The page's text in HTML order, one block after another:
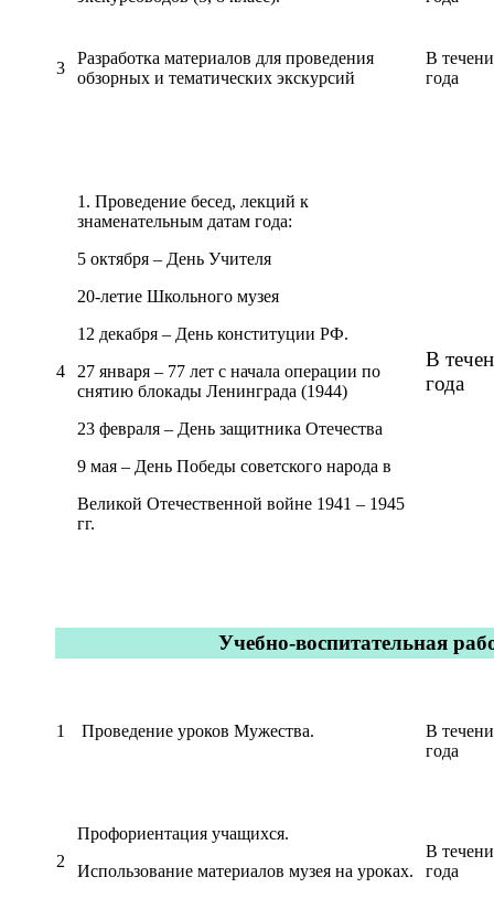
3
Разработка материалов для проведения
обзорных и тематических экскурсий
В
года
4
1. Проведение бесед, лекций к
знаменательным датам года:
5 октября – День Учителя
20-летие Школьного музея
12 декабря – День конституции РФ.
27 января – 77 лет с начала операции по
снятию блокады Ленинграда (1944)
23 февраля – День защитника Отечества
9 мая – День Победы советского народа в
Великой Отечественной войне 1941 – 1945
гг.
В
года
Учебно-воспитательная
1 Проведение уроков Мужества.
В
года
2
Профориентация учащихся.
Использование материалов музея на уроках.
В
года